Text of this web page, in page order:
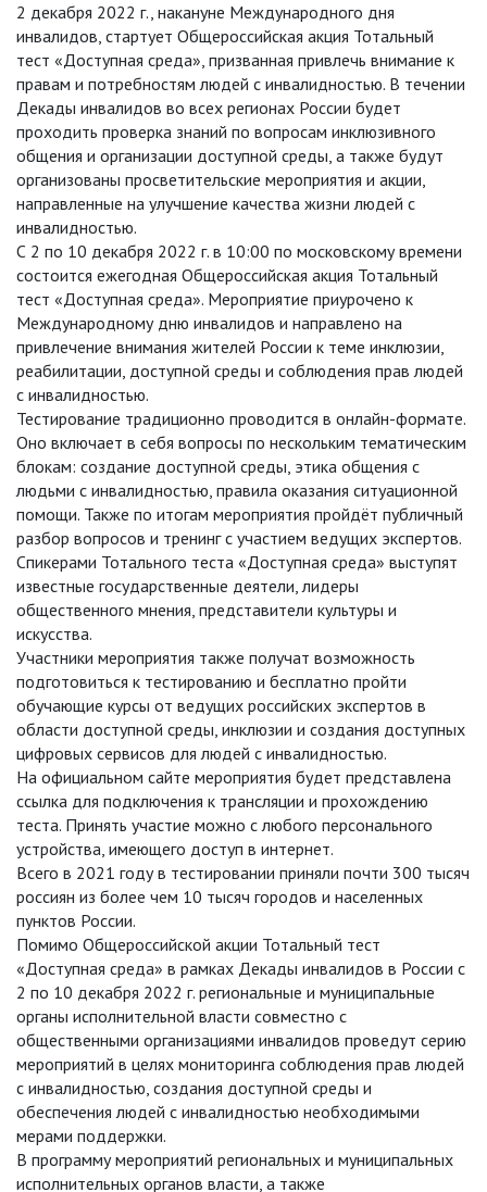
2 декабря 2022 г., накануне Международного дня
инвалидов, стартует Общероссийская акция Тотальный
тест «Доступная среда», призванная привлечь внимание к
правам и потребностям людей с инвалидностью. В течении
Декады инвалидов во всех регионах России будет
проходить проверка знаний по вопросам инклюзивного
общения и организации доступной среды, а также будут
организованы просветительские мероприятия и акции,
направленные на улучшение качества жизни людей с
инвалидностью.
С 2 по 10 декабря 2022 г. в 10:00 по московскому времени
состоится ежегодная Общероссийская акция Тотальный
тест «Доступная среда». Мероприятие приурочено к
Международному дню инвалидов и направлено на
привлечение внимания жителей России к теме инклюзии,
реабилитации, доступной среды и соблюдения прав людей
с инвалидностью.
Тестирование традиционно проводится в онлайн-формате.
Оно включает в себя вопросы по нескольким тематическим
блокам: создание доступной среды, этика общения с
людьми с инвалидностью, правила оказания ситуационной
помощи. Также по итогам мероприятия пройдёт публичный
разбор вопросов и тренинг с участием ведущих экспертов.
Спикерами Тотального теста «Доступная среда» выступят
известные государственные деятели, лидеры
общественного мнения, представители культуры и
искусства.
Участники мероприятия также получат возможность
подготовиться к тестированию и бесплатно пройти
обучающие курсы от ведущих российских экспертов в
области доступной среды, инклюзии и создания доступных
цифровых сервисов для людей с инвалидностью.
На официальном сайте мероприятия будет представлена
ссылка для подключения к трансляции и прохождению
теста. Принять участие можно с любого персонального
устройства, имеющего доступ в интернет.
Всего в 2021 году в тестировании приняли почти 300 тысяч
россиян из более чем 10 тысяч городов и населенных
пунктов России.
Помимо Общероссийской акции Тотальный тест
«Доступная среда» в рамках Декады инвалидов в России с
2 по 10 декабря 2022 г. региональные и муниципальные
органы исполнительной власти совместно с
общественными организациями инвалидов проведут серию
мероприятий в целях мониторинга соблюдения прав людей
с инвалидностью, создания доступной среды и
обеспечения людей с инвалидностью необходимыми
мерами поддержки.
В программу мероприятий региональных и муниципальных
исполнительных органов власти, а также